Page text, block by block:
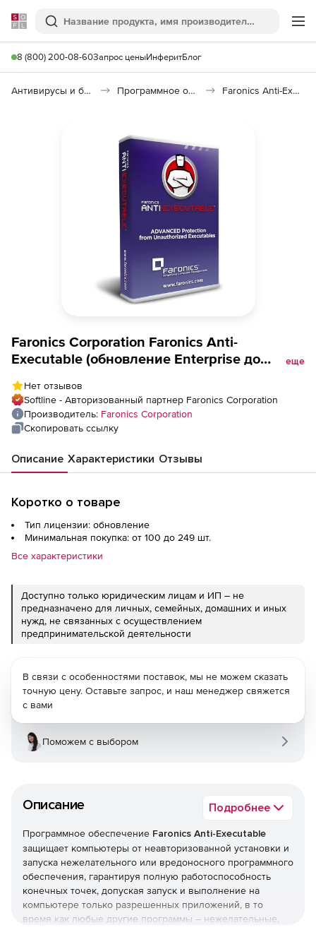
Softline
Поиск
8 (800) 200-08-60Запрос ценыИнферитБлог
Антивирусы и безопасность Программное обеспечение для контроля доступа Faronics Anti-Executable
Faronics Corporation Faronics Anti-
Executable (обновление Enterprise до
учреждений),
еще
Нет отзывов
Softline - Авторизованный партнер Faronics Corporation
Производитель: Faronics Corporation
Скопировать ссылку
Описание Характеристики Отзывы
Коротко о товаре
Тип лицензии: обновление
Минимальная покупка: от 100 до 249 шт.
Все характеристики
Доступно только юридическим лицам и ИП – не
предназначено для личных, семейных, домашних и иных
нужд, не связанных с осуществлением
предпринимательской деятельности
Описание Подробнее
Программное обеспечение Faronics Anti-Executable
защищает компьютеры от неавторизованной установки и
запуска нежелательного или вредоносного программного
обеспечения, гарантируя полную работоспособность
конечных точек, допуская запуск и выполнение на
компьютере только разрешенных приложений, в то
время как любые другие программы – нежелательные,
В связи с особенностями поставок, мы не можем сказать
точную цену. Оставьте запрос, и наш менеджер свяжется
с вами
Поможем с выбором